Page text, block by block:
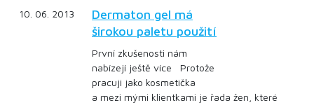
10. 06. 2013
Dermaton gel má
širokou paletu použití
První zkušenosti nám
nabízejí ještě více Protože
pracuji jako kosmetička
a mezi mými klientkami je řada žen, které